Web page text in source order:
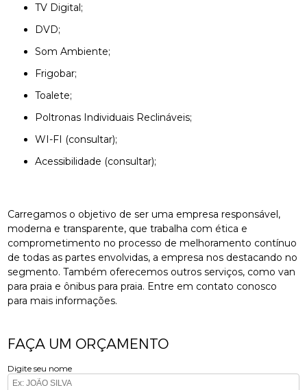
TV Digital;
DVD;
Som Ambiente;
Frigobar;
Toalete;
Poltronas Individuais Reclináveis;
WI-FI (consultar);
Acessibilidade (consultar);
Carregamos o objetivo de ser uma empresa responsável,
moderna e transparente, que trabalha com ética e
comprometimento no processo de melhoramento contínuo
de todas as partes envolvidas, a empresa nos destacando no
segmento. Também oferecemos outros serviços, como van
para praia e ônibus para praia. Entre em contato conosco
para mais informações.
FAÇA UM ORÇAMENTO
Digite seu nome